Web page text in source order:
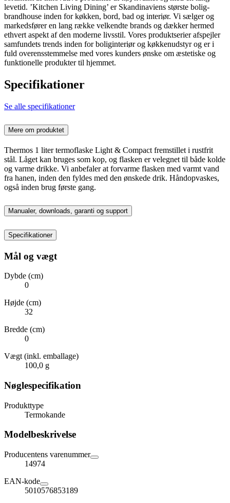
levetid. ’Kitchen Living Dining’ er Skandinaviens største bolig-
brandhouse inden for køkken, bord, bad og interiør. Vi sælger og
markedsfører en lang række velkendte brands og dækker hermed
ethvert aspekt af den moderne livsstil. Vores produktserier afspejler
samfundets trends inden for boliginteriør og køkkenudstyr og er i
fuld overensstemmelse med vores kunders ønske om æstetiske og
funktionelle produkter til hjemmet.
Specifikationer
Se alle specifikationer
Mere om produktet
Thermos 1 liter termoflaske Light & Compact fremstillet i rustfrit
stål. Låget kan bruges som kop, og flasken er velegnet til både kolde
og varme drikke. Vi anbefaler at forvarme flasken med varmt vand
fra hanen, inden den fyldes med den ønskede drik. Håndopvaskes,
også inden brug første gang.
Manualer, downloads, garanti og support
Specifikationer
Mål og vægt
Dybde (cm)
0
Højde (cm)
32
Bredde (cm)
0
Vægt (inkl. emballage)
100,0 g
Nøglespecifikation
Produkttype
Termokande
Modelbeskrivelse
Producentens varenummer
14974
EAN-kode
5010576853189